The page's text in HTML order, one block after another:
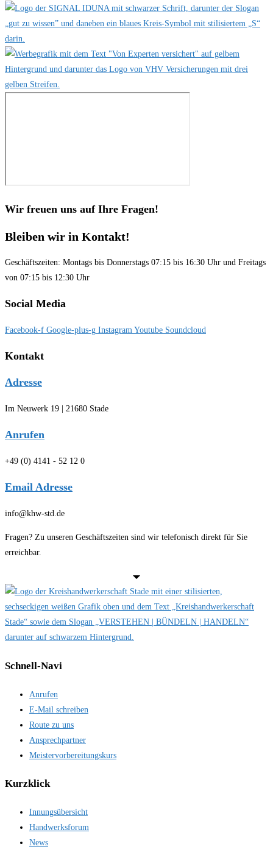
Wir freuen uns auf Ihre Fragen!
Bleiben wir in Kontakt!
Geschäftszeiten: Montags bis Donnerstags 07:15 bis 16:30 Uhr und Freitags
von 07:15 bis 12:30 Uhr
Social Media
Facebook-f Google-plus-g Instagram Youtube Soundcloud
Kontakt
Adresse
Im Neuwerk 19 | 21680 Stade
Anrufen
+49 (0) 4141 - 52 12 0
Email Adresse
info@khw-std.de
Fragen? Zu unseren Geschäftszeiten sind wir telefonisch direkt für Sie
erreichbar.
Schnell-Navi
Anrufen
E-Mail schreiben
Route zu uns
Ansprechpartner
Meistervorbereitungskurs
Kurzklick
Innungsübersicht
Handwerksforum
News